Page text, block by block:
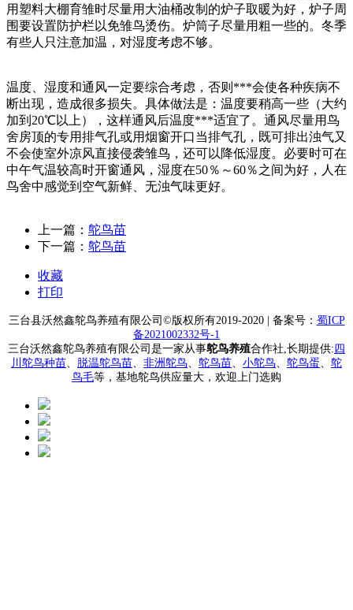
用塑料大棚育雏时尽量用大油桶改制的炉子取暖为好，炉子周
围要设置防护栏以免雏鸟烫伤。炉筒子尽量用粗一些的。冬季
有些人只注意加温，对湿度考虑不够。
温度、湿度和通风一定要综合考虑，否则***会使各种疾病不
断出现，造成很多损失。具体做法是：温度要稍高一些（大约
加到20℃以上），这样通风后温度***适宜了。通风尽量用鸟
舍房顶的专用排气孔或用烟窗开口当排气孔，既可排出浊气又
不会使室外凉风直接侵袭雏鸟，还可以降低湿度。必要时可在
中午气温较高时开窗通风，湿度在50％～60％之间为好，人在
鸟舍中感觉到空气新鲜、无浊气味更好。
上一篇： 鸵鸟苗
下一篇： 鸵鸟苗
收藏
打印
三台县沃然鑫鸵鸟养殖有限公司 ©版权所有2019-2020 | 备案号： 蜀ICP
备2021002332号-1
三台沃然鑫鸵鸟养殖有限公司是一家从事鸵鸟养殖合作社,长期提供: 四
川鸵鸟种苗、 脱温鸵鸟苗、 非洲鸵鸟、 鸵鸟苗、 小鸵鸟、 鸵鸟蛋、 鸵
鸟毛等，基地鸵鸟供应量大，欢迎上门选购